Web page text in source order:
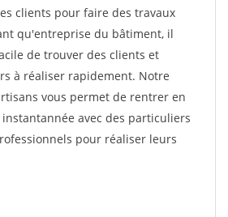
clients pour faire des travaux
qu'entreprise du bâtiment, il
de trouver des clients et
à réaliser rapidement. Notre
vous permet de rentrer en
avec des particuliers
pour réaliser leurs